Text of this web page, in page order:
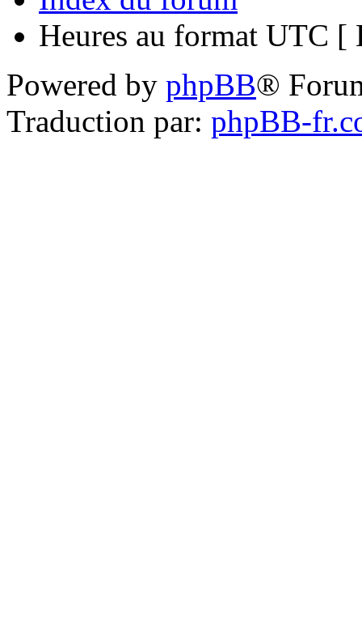
Heures au format UTC [
Powered by phpBB®
Traduction par: phpBB-